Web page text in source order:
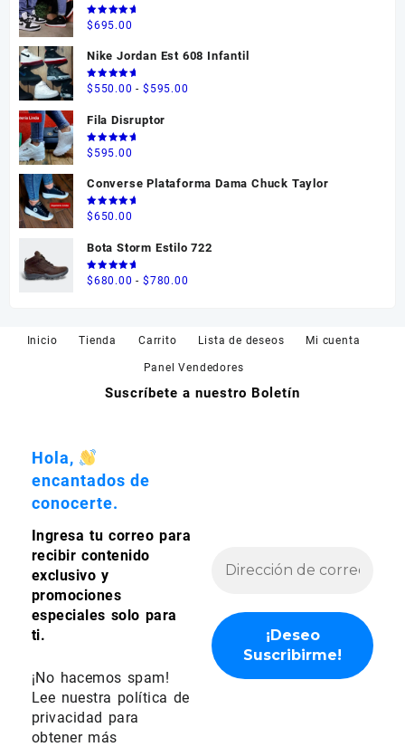
Valorado
en 5.00
$695.00
Nike Jordan Est 608 Infantil
Valorado
en 5.00
$ 550.00 - $ 595.00
hasta
Fila Disruptor
Valorado
en 5.00
$ 595.00
Converse Plataforma Dama Chuck Taylor
Valorado
en 5.00
$650.00
Bota Storm Estilo 722
Valorado
en 5.00
$680.00 - $780.00
desde
hasta
$780.00
Inicio Tienda Carrito Lista de deseos Mi cuenta
Panel Vendedores
Suscríbete a nuestro Boletín
Hola,
encantados de
conocerte.
Ingresa tu correo para
recibir contenido
exclusivo y
promociones
especiales solo para
ti.
¡No hacemos spam!
Lee nuestra política de
privacidad para
obtener más